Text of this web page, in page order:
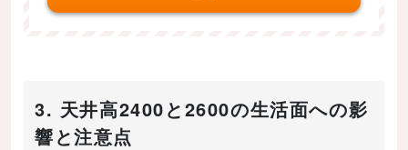
3. 天井高2400と2600の生活面への影
響と注意点